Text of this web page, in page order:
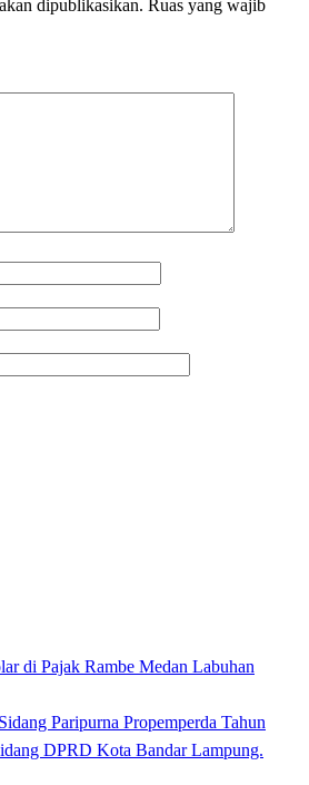
dipublikasikan. Ruas yang wajib
di Pajak Rambe Medan Labuhan
Paripurna Propemperda Tahun
DPRD Kota Bandar Lampung.